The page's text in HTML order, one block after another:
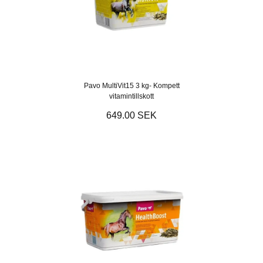
Pavo MultiVit15 3 kg- Kompett
vitamintillskott
649.00 SEK